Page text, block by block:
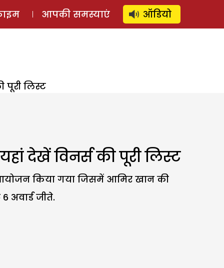
लॉग इन ⚲ SUBSCRIBE
आपकी समस्याएं ऑडियो
पूरी लिस्ट
देखें विनर्स की पूरी लिस्ट
आयोजन किया गया जिसमें आमिर खान की
जीते.